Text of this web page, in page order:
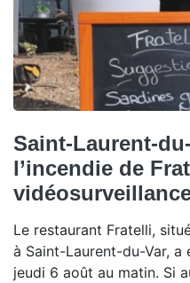
Saint-Laurent-
l’incendie de
Le restaurant Fratelli,
à Saint-Laurent-du-Var,
jeudi 6 août au matin. Si